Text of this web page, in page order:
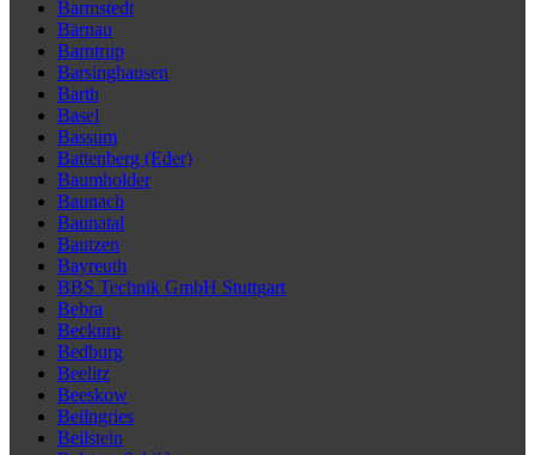
Barmstedt
Bärnau
Barntrup
Barsinghausen
Barth
Basel
Bassum
Battenberg (Eder)
Baumholder
Baunach
Baunatal
Bautzen
Bayreuth
BBS Technik GmbH Stuttgart
Bebra
Beckum
Bedburg
Beelitz
Beeskow
Beilngries
Beilstein